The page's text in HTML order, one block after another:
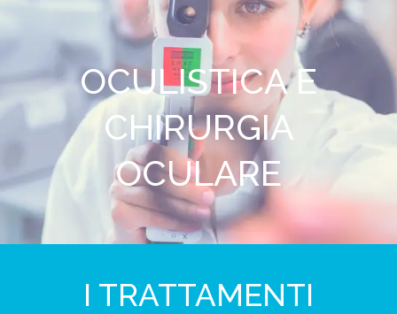
OCULISTICA E
CHIRURGIA
OCULARE
I TRATTAMENTI